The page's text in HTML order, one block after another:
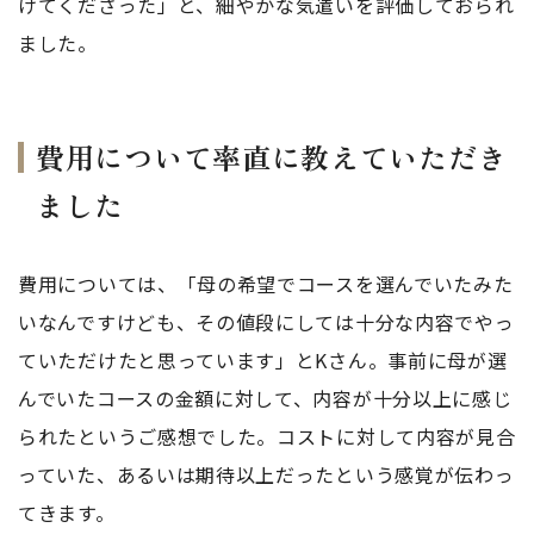
ました。
費用について率直に教えていただき
ました
費用については、「母の希望でコースを選んでいたみた
いなんですけども、その値段にしては十分な内容でやっ
ていただけたと思っています」とKさん。事前に母が選
んでいたコースの金額に対して、内容が十分以上に感じ
られたというご感想でした。コストに対して内容が見合
っていた、あるいは期待以上だったという感覚が伝わっ
てきます。